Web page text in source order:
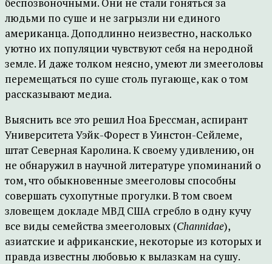
людьми по суше и не загрызли ни единого
американца. Доподлинно неизвестно, насколько
уютно их популяции чувствуют себя на неродной
земле. И даже толком неясно, умеют ли змееголовы
перемещаться по суше столь пугающе, как о том
рассказывают медиа.
Выяснить все это решил Ноа Брессман, аспирант
Университета Уэйк-Форест в Уинстон-Сейлеме,
штат Северная Каролина. К своему удивлению, он
не обнаружил в научной литературе упоминаний о
том, что обыкновенные змееголовы способны
совершать сухопутные прогулки. В том своем
зловещем докладе МВД США сгребло в одну кучу
все виды семейства змееголовых (Channidae),
азиатские и африканские, некоторые из которых и
правда известны любовью к вылазкам на сушу.